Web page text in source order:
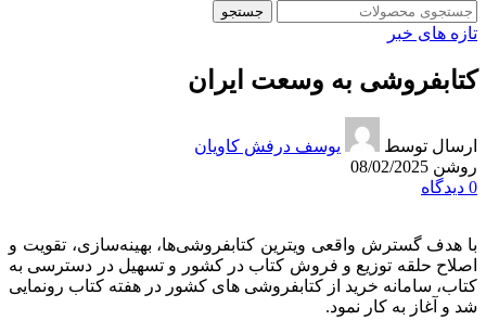
جستجو
تازه های خبر
کتابفروشی به وسعت ایران
ارسال توسط
یوسف درفش کاویان
روشن 08/02/2025
0 دیدگاه
با هدف گسترش واقعی ویترین کتابفروشی‌ها، بهینه‌سازی، تقویت و
اصلاح حلقه توزیع و فروش کتاب در کشور و تسهیل در دسترسی به
کتاب، سامانه خرید از کتابفروشی های کشور در هفته کتاب رونمایی
شد و آغاز به کار نمود.